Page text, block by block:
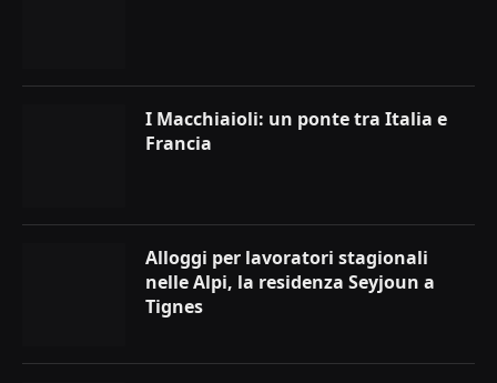
I Macchiaioli: un ponte tra Italia e
Francia
Alloggi per lavoratori stagionali
nelle Alpi, la residenza Seyjoun a
Tignes